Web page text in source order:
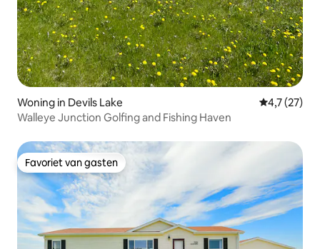
Woning in Devils Lake
4,7 (27)
Walleye Junction Golfing and Fishing Haven
Favoriet van gasten
Favoriet van gasten